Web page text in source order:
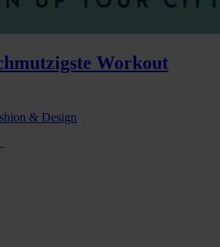
Workout
& Design